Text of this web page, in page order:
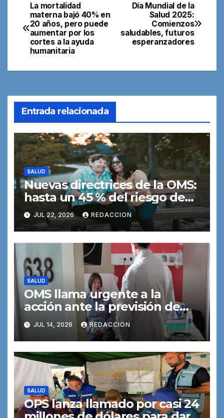
Navegación
de
entradas
Día Mundial de la
Salud 2025:
Comienzos
saludables, futuros
esperanzadores
La mortalidad
materna bajó 40% en
20 años, pero puede
aumentar por los
cortes a la ayuda
humanitaria
Entrada relacionada
SALUD
Nuevas directrices de la OMS:
hasta un 45 % del riesgo de
demencia podría prevenirse o
retrasarse
JUL 22, 2026 REDACCION
SALUD
OMS llama urgente a la
acción ante la previsión de
que el número de nuevos
casos de cáncer se duplicará
de aquí a 2050
JUL 14, 2026 REDACCION
SALUD
OPS lanza llamado por casi 24